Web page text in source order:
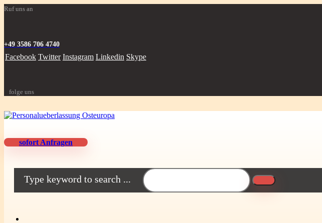
Ruf uns an
+49 3586 706 4740
Facebook Twitter Instagram Linkedin Skype
folge uns
sofort Anfragen
Type keyword to search ...